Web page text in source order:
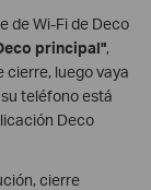
de Wi-Fi de Deco
principal",
cierre, luego vaya
teléfono está
Deco
cierre